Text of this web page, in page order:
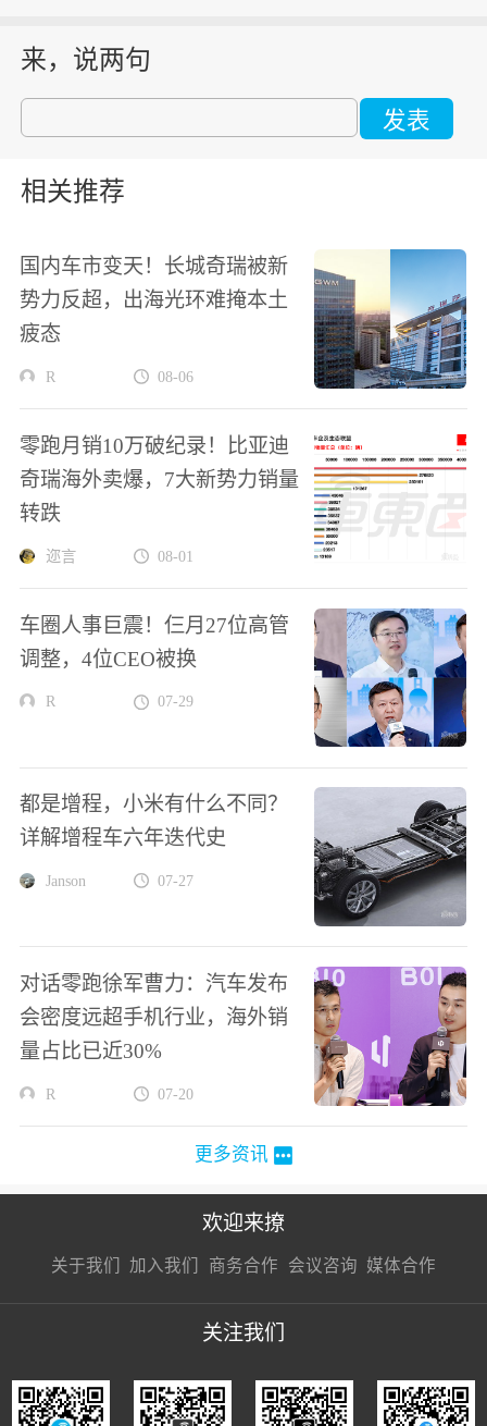
来，说两句
发表
相关推荐
国内车市变天！长城奇瑞被新
势力反超，出海光环难掩本土
疲态
R 08-06
零跑月销10万破纪录！比亚迪
奇瑞海外卖爆，7大新势力销量
转跌
迩言 08-01
车圈人事巨震！仨月27位高管
调整，4位CEO被换
R 07-29
都是增程，小米有什么不同？
详解增程车六年迭代史
Janson 07-27
对话零跑徐军曹力：汽车发布
会密度远超手机行业，海外销
量占比已近30%
R 07-20
更多资讯
欢迎来撩
关于我们 加入我们
接扔简历
商务合作
接开聊
会议咨询 媒体合作
接开聊
关注我们